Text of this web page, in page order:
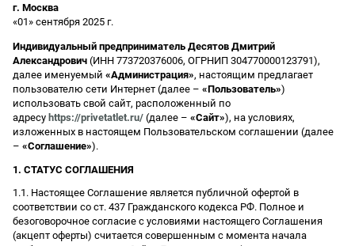
г. Москва
«01» сентября 2025 г.
Индивидуальный предприниматель Десятов Дмитрий
Александрович (ИНН 773720376006, ОГРНИП 304770000123791),
далее именуемый «Администрация», настоящим предлагает
пользователю сети Интернет (далее – «Пользователь»)
использовать свой сайт, расположенный по
адресу https://privetatlet.ru/ (далее – «Сайт»), на условиях,
изложенных в настоящем Пользовательском соглашении (далее
– «Соглашение»).
1. СТАТУС СОГЛАШЕНИЯ
1.1. Настоящее Соглашение является публичной офертой в
соответствии со ст. 437 Гражданского кодекса РФ. Полное и
безоговорочное согласие с условиями настоящего Соглашения
(акцепт оферты) считается совершенным с момента начала